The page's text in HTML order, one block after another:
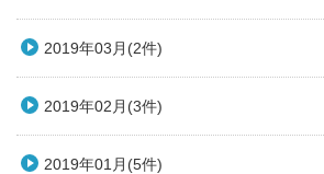
2019年03月(2件)
2019年02月(3件)
2019年01月(5件)